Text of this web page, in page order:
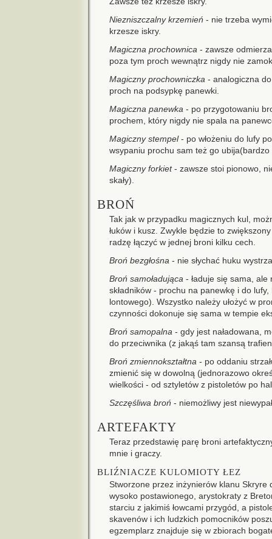
Niezniszczalny krzemień - nie trzeba
krzesze iskry.
Magiczna prochownica - zawsze
poza tym proch wewnątrz nigdy nie
Magiczny prochowniczka - analogiczna
proch na podsypkę panewki.
Magiczna panewka - po przygotowaniu
prochem, który nigdy nie spala na
Magiczny stempel- po włożeniu do lufy
wsypaniu prochu sam też go ubija(bardzo
Magiczny forkiet- zawsze stoi pionowo,
skały).
BROŃ
Tak jak w przypadku magicznych kul,
łuków i kusz. Zwykle będzie to
radzę łączyć w jednej broni kilku cech.
Broń bezgłośna - nie słychać huku
Broń samoładująca - ładuje się sama,
składników - prochu na panewkę i do
lontowego). Wszystko należy ułożyć w
czynności dokonuje się sama w tempie
Broń samopalna - gdy jest naładowana,
do przeciwnika (z jakąś tam szansą
Broń zmiennokształtna - po oddaniu
zmienić się w dowolną (jednorazowo
wielkości - od sztyletów z pistoletów po
Szczęśliwa broń - niemożliwy jest
ARTEFAKTY
Teraz przedstawię parę broni
mnie i graczy.
BLIŹNIACZE KULOMIOTY ŁEZ
Stworzone przez inżynierów klanu
wysoko postawionego, arystokraty z
starciu z jakimiś łowcami przygód, a
skavenów i ich ludzkich pomocników
egzemplarz znajduje się w zbiorach